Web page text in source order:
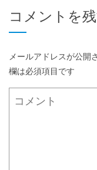
コメントを
メールアドレスが公開
欄は必須項目です